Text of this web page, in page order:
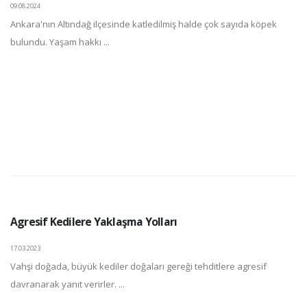
09.08.2024
Ankara'nın Altındağ ilçesinde katledilmiş halde çok sayıda köpek
bulundu. Yaşam hakkı ...
Agresif Kedilere Yaklaşma Yolları
17.03.2023
Vahşi doğada, büyük kediler doğaları gereği tehditlere agresif
davranarak yanıt verirler. ...